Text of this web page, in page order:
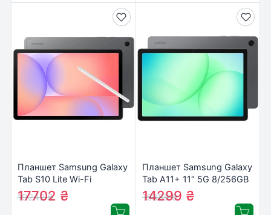
Планшет Samsung Galaxy
Tab S10 Lite Wi-Fi
6/128GB Gray (SM-
X400NZAREUC)
19242₴
17702 ₴
Планшет Samsung Galaxy
Tab A11+ 11″ 5G 8/256GB
2025 Gray (SM-
X236BZAPEUC)
15388₴
14299 ₴